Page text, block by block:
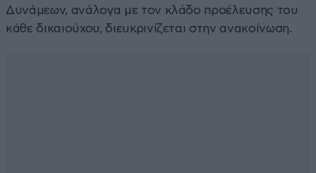
Δυνάμεων, ανάλογα με τον κλάδο προέλευσης του
κάθε δικαιούχου, διευκρινίζεται στην ανακοίνωση.